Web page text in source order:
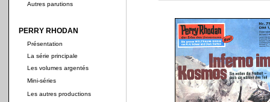
Autres parutions
PERRY RHODAN
Présentation
La série principale
Les volumes argentés
Mini-séries
Les autres productions